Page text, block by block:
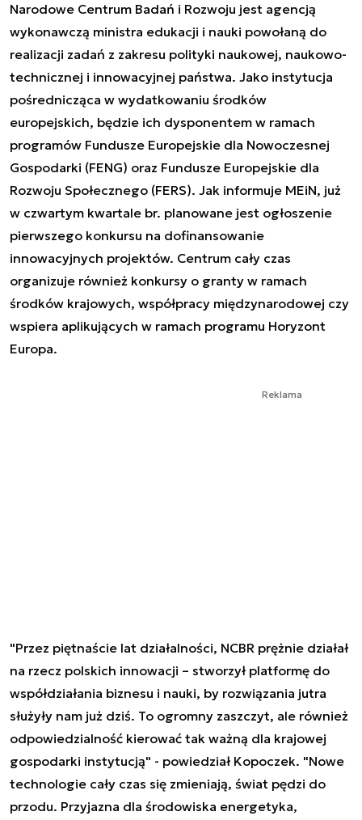
Narodowe Centrum Badań i Rozwoju jest agencją
wykonawczą ministra edukacji i nauki powołaną do
realizacji zadań z zakresu polityki naukowej, naukowo-
technicznej i innowacyjnej państwa. Jako instytucja
pośrednicząca w wydatkowaniu środków
europejskich, będzie ich dysponentem w ramach
programów Fundusze Europejskie dla Nowoczesnej
Gospodarki (FENG) oraz Fundusze Europejskie dla
Rozwoju Społecznego (FERS). Jak informuje MEiN, już
w czwartym kwartale br. planowane jest ogłoszenie
pierwszego konkursu na dofinansowanie
innowacyjnych projektów. Centrum cały czas
organizuje również konkursy o granty w ramach
środków krajowych, współpracy międzynarodowej czy
wspiera aplikujących w ramach programu Horyzont
Europa.
Reklama
"Przez piętnaście lat działalności, NCBR prężnie działał
na rzecz polskich innowacji – stworzył platformę do
współdziałania biznesu i nauki, by rozwiązania jutra
służyły nam już dziś. To ogromny zaszczyt, ale również
odpowiedzialność kierować tak ważną dla krajowej
gospodarki instytucją" - powiedział Kopoczek. "Nowe
technologie cały czas się zmieniają, świat pędzi do
przodu. Przyjazna dla środowiska energetyka,